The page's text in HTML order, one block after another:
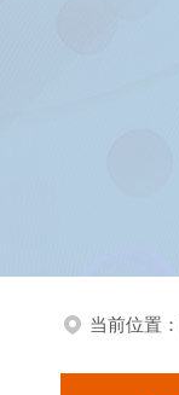
当前位置：